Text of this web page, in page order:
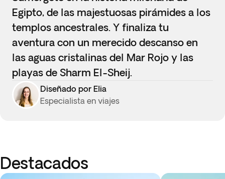
Egipto, de las majestuosas pirámides a los
templos ancestrales. Y finaliza tu
aventura con un merecido descanso en
las aguas cristalinas del Mar Rojo y las
playas de Sharm El-Sheij.
Diseñado por Elia
Especialista en viajes
Destacados